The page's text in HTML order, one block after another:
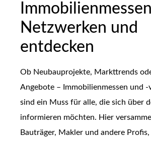
Netzwerken und
entdecken
Ob Neubauprojekte, Markttrends
Angebote – Immobilienmessen und
sind ein Muss für alle, die sich über
informieren möchten. Hier
Bauträger, Makler und andere